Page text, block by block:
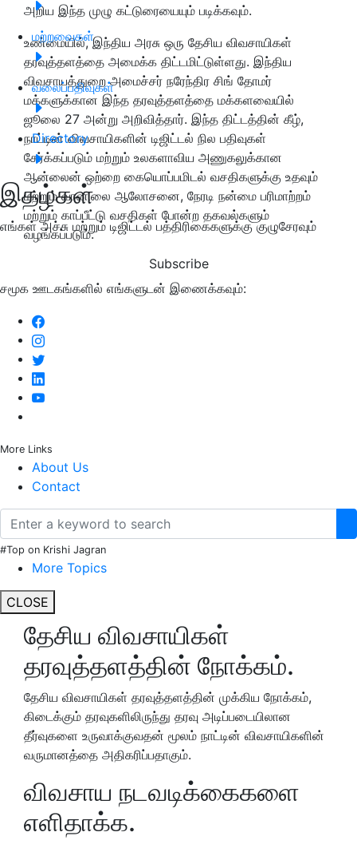
மற்றவைகள்
வலைப்பதிவுகள்
Directory
இதழ்கள்
எங்கள் அச்சு மற்றும் டிஜிட்டல் பத்திரிகைகளுக்கு குழுசேரவும்
Subscribe
சமூக ஊடகங்களில் எங்களுடன் இணைக்கவும்:
More Links
About Us
Contact
#Top on Krishi Jagran
More Topics
CLOSE
அறிய இந்த முழு கட்டுரையையும் படிக்கவும்.
உண்மையில், இந்திய அரசு ஒரு தேசிய விவசாயிகள்
தரவுத்தளத்தை அமைக்க திட்டமிட்டுள்ளது. இந்திய
விவசாயத்துறை அமைச்சர் நரேந்திர சிங் தோமர்
மக்களுக்கான இந்த தரவுத்தளத்தை மக்களவையில்
ஜூலை 27 அன்று அறிவித்தார். இந்த திட்டத்தின் கீழ்,
நாட்டின் விவசாயிகளின் டிஜிட்டல் நில பதிவுகள்
சேர்க்கப்படும் மற்றும் உலகளாவிய அணுகலுக்கான
ஆன்லைன் ஒற்றை கையொப்பமிடல் வசதிகளுக்கு உதவும்
மற்றும் வானிலை ஆலோசனை, நேரடி நன்மை பரிமாற்றம்
மற்றும் காப்பீட்டு வசதிகள் போன்ற தகவல்களும்
வழங்கப்படும்.
தேசிய விவசாயிகள்
தரவுத்தளத்தின் நோக்கம்.
தேசிய விவசாயிகள் தரவுத்தளத்தின் முக்கிய நோக்கம்,
கிடைக்கும் தரவுகளிலிருந்து தரவு அடிப்படையிலான
தீர்வுகளை உருவாக்குவதன் மூலம் நாட்டின் விவசாயிகளின்
வருமானத்தை அதிகரிப்பதாகும்.
விவசாய நடவடிக்கைகளை
எளிதாக்க.